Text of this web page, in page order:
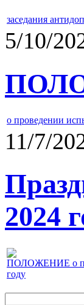
заседания
5/10/
о проведении
11/7/
2024
ПОЛОЖЕНИЕ о
году